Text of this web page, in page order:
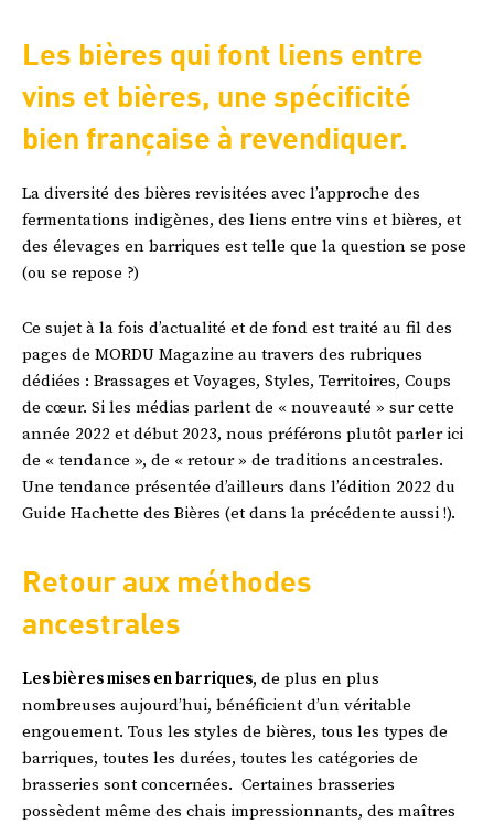
Les bières qui font liens entre
vins et bières, une spécificité
bien française à revendiquer.
La diversité des bières revisitées avec l’approche des
fermentations indigènes, des liens entre vins et bières, et
des élevages en barriques est telle que la question se pose
(ou se repose ?)
Ce sujet à la fois d’actualité et de fond est traité au fil des
pages de MORDU Magazine au travers des rubriques
dédiées : Brassages et Voyages, Styles, Territoires, Coups
de cœur. Si les médias parlent de « nouveauté » sur cette
année 2022 et début 2023, nous préférons plutôt parler ici
de « tendance », de « retour » de traditions ancestrales.
Une tendance présentée d’ailleurs dans l’édition 2022 du
Guide Hachette des Bières (et dans la précédente aussi !).
Retour aux méthodes
ancestrales
Les bières mises en barriques, de plus en plus
nombreuses aujourd’hui, bénéficient d’un véritable
engouement. Tous les styles de bières, tous les types de
barriques, toutes les durées, toutes les catégories de
brasseries sont concernées. Certaines brasseries
possèdent même des chais impressionnants, des maîtres